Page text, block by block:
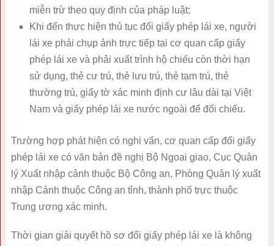
miễn trừ theo quy định của pháp luật;
Khi đến thực hiện thủ tục đổi giấy phép lái xe, người
lái xe phải chụp ảnh trực tiếp tại cơ quan cấp giấy
phép lái xe và phải xuất trình hộ chiếu còn thời hạn
sử dụng, thẻ cư trú, thẻ lưu trú, thẻ tạm trú, thẻ
thường trú, giấy tờ xác minh định cư lâu dài tại Việt
Nam và giấy phép lái xe nước ngoài để đối chiếu.
Trường hợp phát hiện có nghi vấn, cơ quan cấp đổi giấy
phép lái xe có văn bản đề nghị Bộ Ngoại giao, Cục Quản
lý Xuất nhập cảnh thuộc Bộ Công an, Phòng Quản lý xuất
nhập Cảnh thuộc Công an tỉnh, thành phố trực thuộc
Trung ương xác minh.
Thời gian giải quyết hồ sơ đổi giấy phép lái xe là không